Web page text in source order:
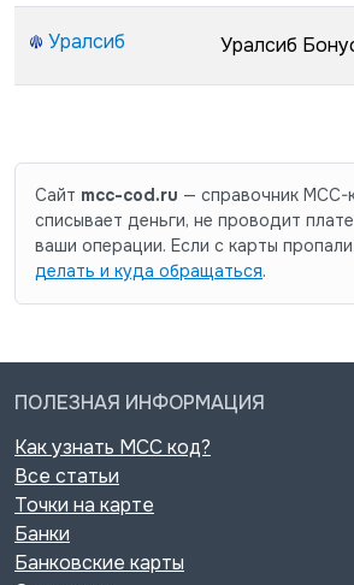
Уралсиб Уралсиб
Сайт mcc-cod.ru — справочник
списывает деньги, не проводит
ваши операции. Если с карты
делать и куда обращаться.
ПОЛЕЗНАЯ ИНФОРМАЦИЯ
Как узнать MCC код?
Все статьи
Точки на карте
Банки
Банковские карты